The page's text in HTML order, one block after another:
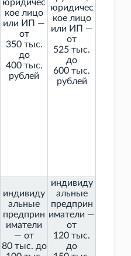
юридичес
кое лицо
или ИП —
от
350 тыс.
до
400 тыс.
рублей
юридичес
кое лицо
или ИП —
от
525 тыс.
до
600 тыс.
рублей
индивиду
альные
предприн
иматели
— от
80 тыс. до
индивиду
альные
предприн
иматели —
от
120 тыс.
до